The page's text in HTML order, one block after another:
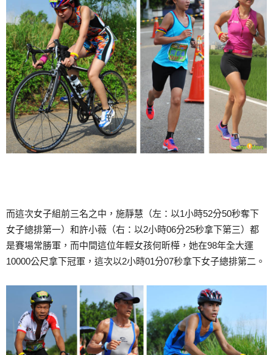
而這次女子組前三名之中，施靜慧（左：以1小時52分50秒奪下
女子總排第一）和許小薇（右：以2小時06分25秒拿下第三）都
是賽場常勝軍，而中間這位年輕女孩何昕樺，她在98年全大運
10000公尺拿下冠軍，這次以2小時01分07秒拿下女子總排第二。